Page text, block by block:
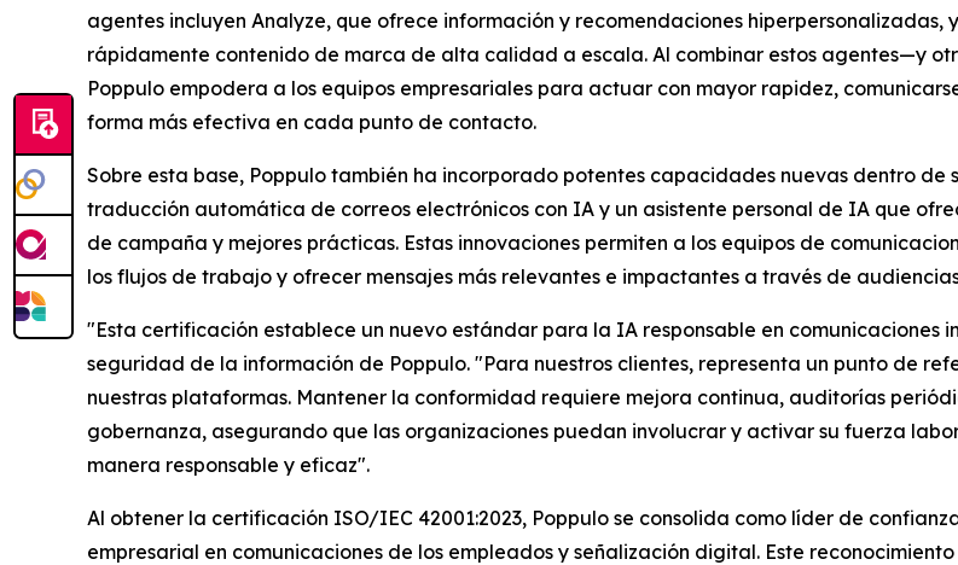
agentes incluyen Analyze, que ofrece información y recomendaciones hiperpersonalizadas, y
rápidamente contenido de marca de alta calidad a escala. Al combinar estos agentes—y
Poppulo empodera a los equipos empresariales para actuar con mayor rapidez,
forma más efectiva en cada punto de contacto.
Sobre esta base, Poppulo también ha incorporado potentes capacidades nuevas dentro
traducción automática de correos electrónicos con IA y un asistente personal de IA que
de campaña y mejores prácticas. Estas innovaciones permiten a los equipos de
los flujos de trabajo y ofrecer mensajes más relevantes e impactantes a través de
"Esta certificación establece un nuevo estándar para la IA responsable en comunicaciones
seguridad de la información de Poppulo. "Para nuestros clientes, representa un punto de
nuestras plataformas. Mantener la conformidad requiere mejora continua, auditorías
gobernanza, asegurando que las organizaciones puedan involucrar y activar su fuerza
manera responsable y eficaz".
Al obtener la certificación ISO/IEC 42001:2023, Poppulo se consolida como líder de
empresarial en comunicaciones de los empleados y señalización digital. Este